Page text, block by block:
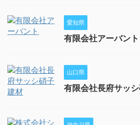
愛知県
有限会社アーバント
山口県
有限会社長府サッ